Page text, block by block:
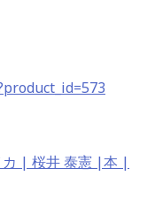
カ | 桜井 泰憲 |本 |